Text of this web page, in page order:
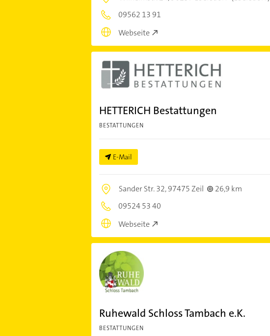
09562 13 91
Webseite
HETTERICH Bestattungen
BESTATTUNGEN
E-Mail
Sander Str. 32,97475 Zeil
26,9 km
09524 53 40
Webseite
Ruhewald Schloss Tambach e.K.
BESTATTUNGEN